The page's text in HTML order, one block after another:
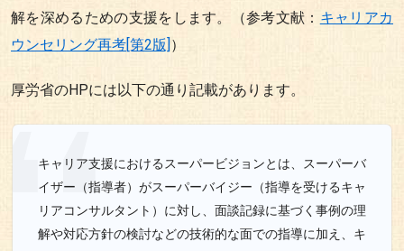
解を深めるための支援をします。（参考文献： キャリアカ
ウンセリング再考[第2版] ）
厚労省のHPには以下の通り記載があります。
キャリア支援におけるスーパービジョンとは、スーパーバ
イザー（指導者）がスーパーバイジー（指導を受けるキャ
リアコンサルタント）に対し、面談記録に基づく事例の理
解や対応方針の検討などの技術的な面での指導に加え、キ